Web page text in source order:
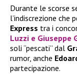
Durante le scorse
l’indiscrezione che
Express tra i
Luzzi e Giuseppe
soli “pescati” dal
rumor, anche
partecipazione.